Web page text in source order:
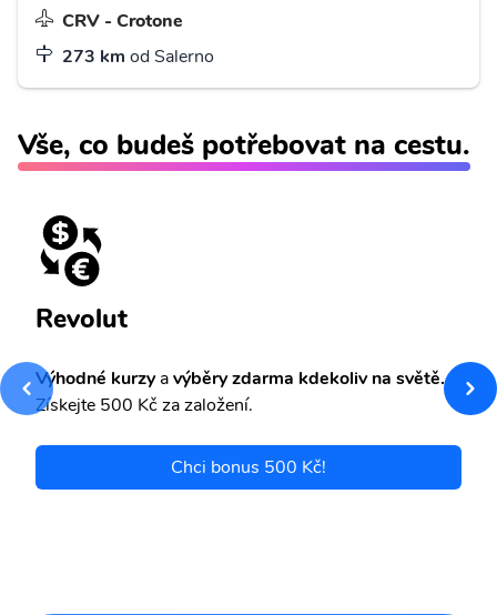
CRV - Crotone
273 km od Salerno
Vše, co budeš potřebovat na cestu.
Revolut
Výhodné kurzyavýběry zdarma kdekoliv na světě.
Získejte 500 Kč za založení.
Chci bonus 500 Kč!